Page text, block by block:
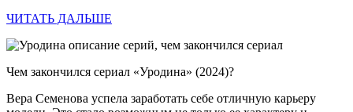
ЧИТАТЬ ДАЛЬШЕ
Чем закончился сериал «Уродина» (2024)?
Вера Семенова успела заработать себе отличную карьеру